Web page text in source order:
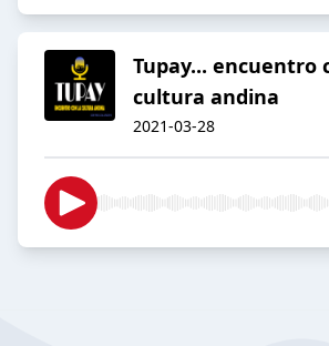
Tupay... encuentro
cultura andina
2021-03-28